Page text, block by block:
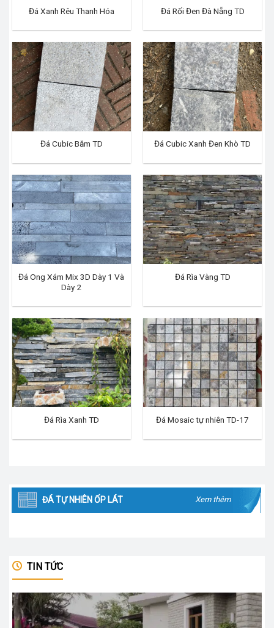
Đá Xanh Rêu Thanh Hóa Đá Rối Đen Đà Nẵng TD
Đá Cubic Băm TD Đá Cubic Xanh Đen Khò TD
Đá Ong Xám Mix 3D Dày 1 Và
Dày 2
Đá Rìa Vàng TD
Đá Rìa Xanh TD Đá Mosaic tự nhiên TD-17
ĐÁ TỰ NHIÊN ỐP LÁT Xem thêm
TIN TỨC